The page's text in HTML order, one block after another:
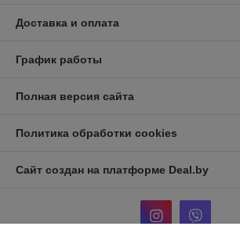
Доставка и оплата
График работы
Полная версия сайта
Политика обработки cookies
Сайт создан на платформе Deal.by